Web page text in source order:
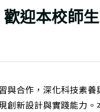
迎本校師
與合作，深化科技素
創新設計與實踐能力